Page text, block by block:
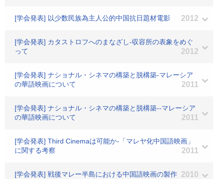
[学会発表] 以少数民族為主人公的中国抗日題材電影 2012
[学会発表] カタストロフへのまなざし-収容所の表象をめぐ
って
2012
[学会発表] ナショナル・シネマの構築と脱構築-マレーシア
の華語映画について
2011
[学会発表] ナショナル・シネマの構築と脱構築--マレーシア
の華語映画について
2011
[学会発表] Third Cinemaは可能か-「マレヤ化中国語映画」
に関する考察
2011
[学会発表] 戦後マレー半島における中国語映画の製作 2010